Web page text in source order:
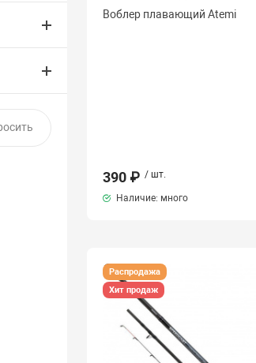
Воблер плавающий Atemi
390 ₽ / шт.
Наличие: много
Распродажа
Хит продаж